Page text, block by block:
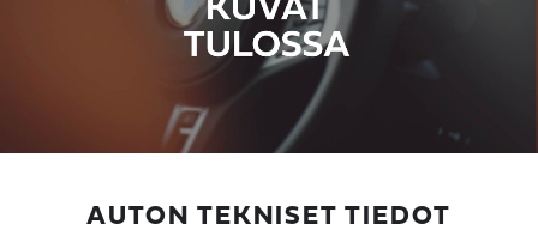
AUTON TEKNISET TIEDOT